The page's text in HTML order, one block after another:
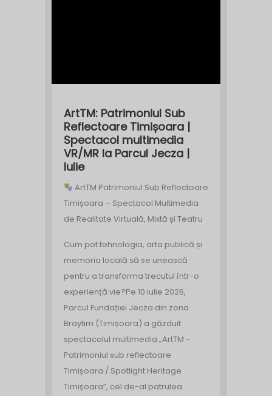
ArtTM: Patrimoniul Sub
Reflectoare Timișoara |
Spectacol multimedia
VR/MR la Parcul Jecza |
Iulie
ArtTM Patrimoniul Sub Reflectoare
Timișoara – Spectacol Multimedia
de Realitate Virtuală, Mixtă și Teatru
Cum pot tehnologia, arta publică și
memoria locală să se unească
pentru a transforma trecutul într-o
experiență vie?Pe 10 iulie 2026,
Parcul Fundației Jecza din zona
Braytim (Timișoara) a găzduit
spectacolul multimedia „ArtTM -
Patrimoniul sub reflectoare
Timișoara / Spotlight Heritage
Timișoara”, cel de-al patrulea